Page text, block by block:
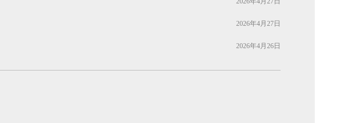
2026年4月27日
2026年4月26日